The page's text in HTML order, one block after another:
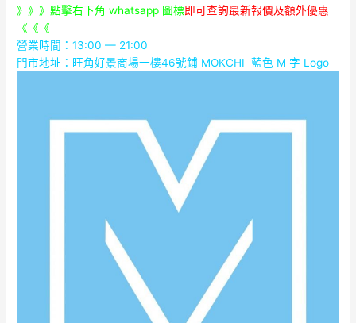
》》》點擊右下角 whatsapp 圖標即可查詢最新報價及額外優惠
《《《
營業時間：13:00 — 21:00
門市地址： 旺角好景商場一樓46號鋪 MOKCHI 藍色 M 字 Logo